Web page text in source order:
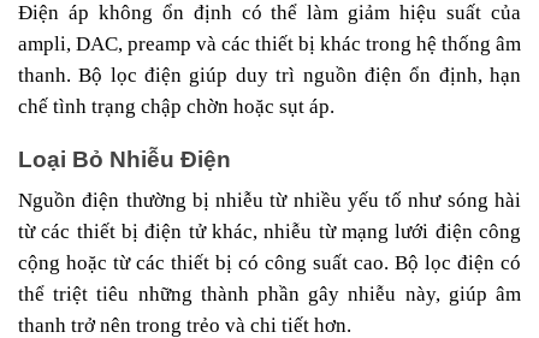
Điện áp không ổn định có thể làm giảm hiệu suất của
ampli, DAC, preamp và các thiết bị khác trong hệ thống âm
thanh. Bộ lọc điện giúp duy trì nguồn điện ổn định, hạn
chế tình trạng chập chờn hoặc sụt áp.
Loại Bỏ Nhiễu Điện
Nguồn điện thường bị nhiễu từ nhiều yếu tố như sóng hài
từ các thiết bị điện tử khác, nhiễu từ mạng lưới điện công
cộng hoặc từ các thiết bị có công suất cao. Bộ lọc điện có
thể triệt tiêu những thành phần gây nhiễu này, giúp âm
thanh trở nên trong trẻo và chi tiết hơn.